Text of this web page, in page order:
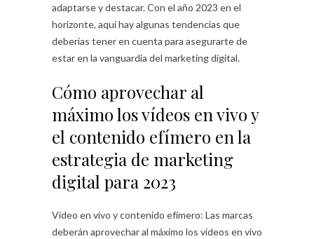
adaptarse y destacar. Con el año 2023 en el
horizonte, aquí hay algunas tendencias que
deberías tener en cuenta para asegurarte de
estar en la vanguardia del marketing digital.
Cómo aprovechar al
máximo los vídeos en vivo y
el contenido efímero en la
estrategia de marketing
digital para 2023
Vídeo en vivo y contenido efímero: Las marcas
deberán aprovechar al máximo los vídeos en vivo